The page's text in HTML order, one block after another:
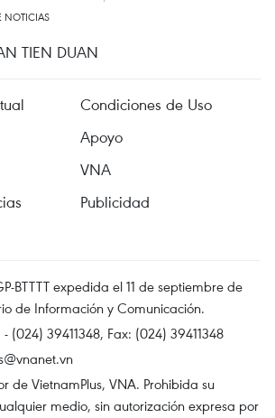
NOTICIAS
TIEN DUAN
Condiciones de Uso
Apoyo
VNA
Publicidad
BTTTT expedida el 11 de septiembre de
de Información y Comunicación.
(024) 39411348, Fax: (024) 39411348
de VietnamPlus, VNA. Prohibida su
medio, sin autorización expresa por